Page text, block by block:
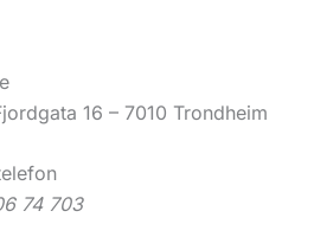
16 – 7010 Trondheim
74 703